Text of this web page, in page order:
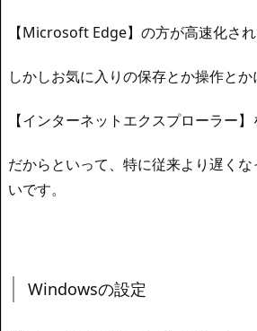
【Microsoft Edge】の方が高速化され
しかしお気に入りの保存とか操作とか
【インターネットエクスプローラー】
だからといって、特に従来より遅く
いです。
Windowsの設定